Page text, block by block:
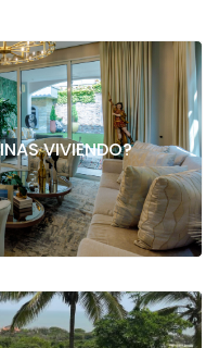
VIVIENDO?